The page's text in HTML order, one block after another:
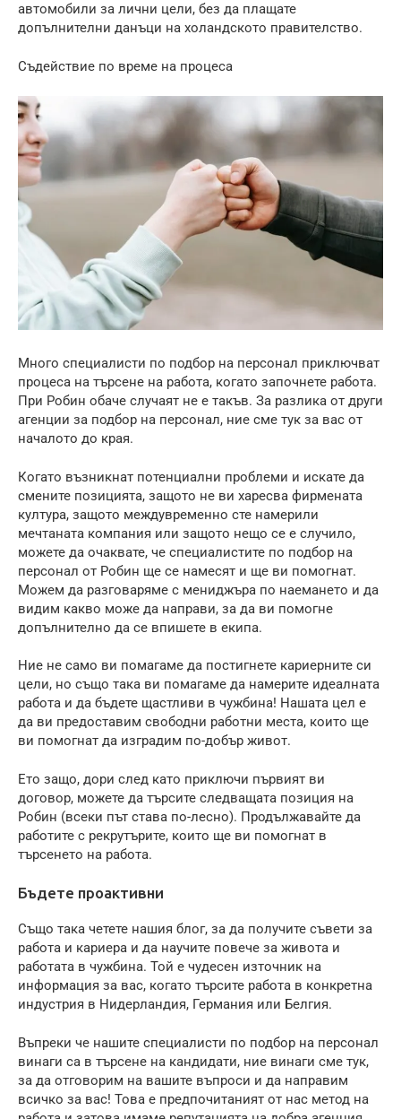
автомобили за лични цели, без да плащате
допълнителни данъци на холандското правителство.
Съдействие по време на процеса
Много специалисти по подбор на персонал приключват
процеса на търсене на работа, когато започнете работа.
При Робин обаче случаят не е такъв. За разлика от други
агенции за подбор на персонал, ние сме тук за вас от
началото до края.
Когато възникнат потенциални проблеми и искате да
смените позицията, защото не ви харесва фирмената
култура, защото междувременно сте намерили
мечтаната компания или защото нещо се е случило,
можете да очаквате, че специалистите по подбор на
персонал от Робин ще се намесят и ще ви помогнат.
Можем да разговаряме с мениджъра по наемането и да
видим какво може да направи, за да ви помогне
допълнително да се впишете в екипа.
Ние не само ви помагаме да постигнете кариерните си
цели, но също така ви помагаме да намерите идеалната
работа и да бъдете щастливи в чужбина! Нашата цел е
да ви предоставим свободни работни места, които ще
ви помогнат да изградим по-добър живот.
Ето защо, дори след като приключи първият ви
договор, можете да търсите следващата позиция на
Робин (всеки път става по-лесно). Продължавайте да
работите с рекрутърите, които ще ви помогнат в
търсенето на работа.
Бъдете проактивни
Също така четете нашия блог, за да получите съвети за
работа и кариера и да научите повече за живота и
работата в чужбина. Той е чудесен източник на
информация за вас, когато търсите работа в конкретна
индустрия в Нидерландия, Германия или Белгия.
Въпреки че нашите специалисти по подбор на персонал
винаги са в търсене на кандидати, ние винаги сме тук,
за да отговорим на вашите въпроси и да направим
всичко за вас! Това е предпочитаният от нас метод на